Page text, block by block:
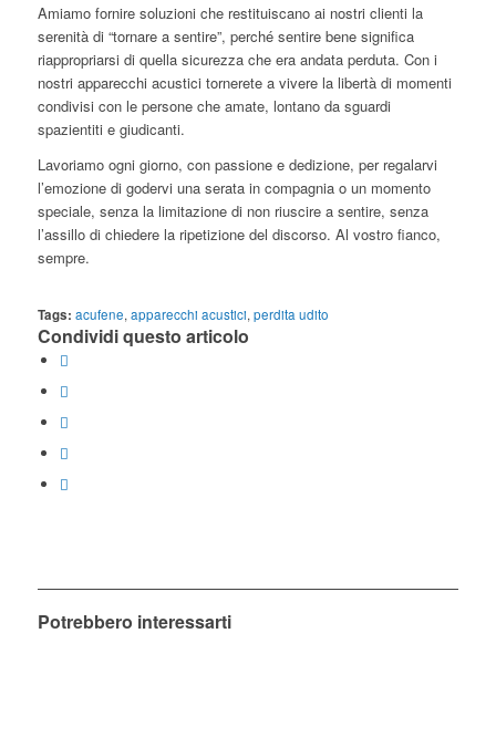
Amiamo fornire soluzioni che restituiscano ai nostri clienti la
serenità di “tornare a sentire”, perché sentire bene significa
riappropriarsi di quella sicurezza che era andata perduta. Con i
nostri apparecchi acustici tornerete a vivere la libertà di momenti
condivisi con le persone che amate, lontano da sguardi
spazientiti e giudicanti.
Lavoriamo ogni giorno, con passione e dedizione, per regalarvi
l’emozione di godervi una serata in compagnia o un momento
speciale, senza la limitazione di non riuscire a sentire, senza
l’assillo di chiedere la ripetizione del discorso. Al vostro fianco,
sempre.
Tags: acufene, apparecchi acustici, perdita udito
Condividi questo articolo
Potrebbero interessarti